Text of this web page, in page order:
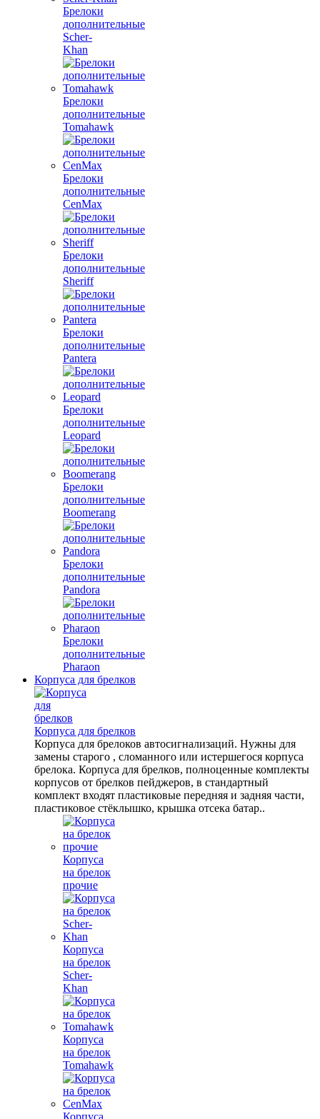
Брелоки
дополнительные
Scher-
Khan
Брелоки
дополнительные
Tomahawk
Брелоки
дополнительные
CenMax
Брелоки
дополнительные
Sheriff
Брелоки
дополнительные
Pantera
Брелоки
дополнительные
Leopard
Брелоки
дополнительные
Boomerang
Брелоки
дополнительные
Pandora
Брелоки
дополнительные
Pharaon
Корпуса для брелков
Корпуса для брелков
Корпуса для брелоков автосигнализаций. Нужны для
замены старого , сломанного или истершегося корпуса
брелока. Корпуса для брелков, полноценные комплекты
корпусов от брелков пейджеров, в стандартный
комплект входят пластиковые передняя и задняя части,
пластиковое стёклышко, крышка отсека батар..
Корпуса
на брелок
прочие
Корпуса
на брелок
Scher-
Khan
Корпуса
на брелок
Tomahawk
Корпуса